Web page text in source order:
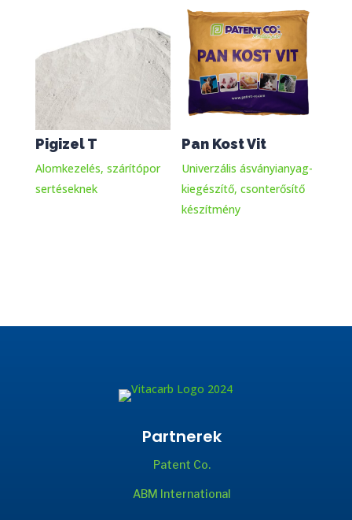
Pigizel T
Alomkezelés, szárítópor
sertéseknek
Pan Kost Vit
Univerzális ásványianyag-
kiegészítő, csonterősítő
készítmény
Partnerek
Patent Co.
ABM International